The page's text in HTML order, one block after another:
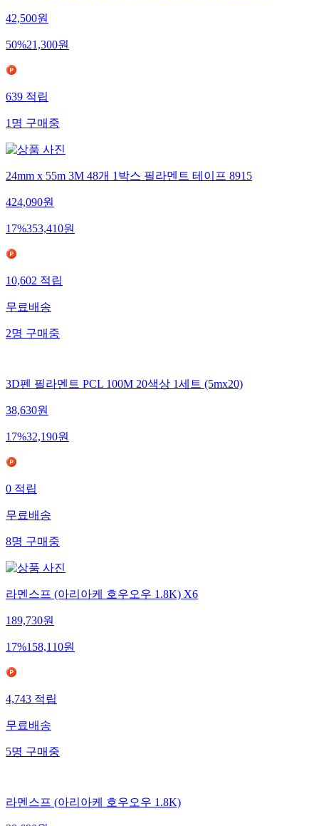
42,500원
50%21,300원
639 적립
1 명 구매중
24mm x 55m 3M 48개 1박스 필라멘트 테이프 8915
424,090원
17%353,410원
10,602 적립
무료배송
2명 구매중
3D펜 필라멘트 PCL 100M 20색상 1세트 (5mx20)
38,630원
17%32,190원
0 적립
무료배송
8명 구매중
라멘스프 (아리아케 호우오우 1.8K) X6
189,730원
17%158,110원
4,743 적립
무료배송
5명 구매중
라멘스프 (아리아케 호우오우 1.8K)